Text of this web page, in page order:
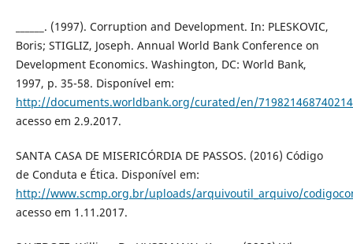
______. (1997). Corruption and Development. In: PLESKOVIC,
Boris; STIGLIZ, Joseph. Annual World Bank Conference on
Development Economics. Washington, DC: World Bank,
1997, p. 35-58. Disponível em:
http://documents.worldbank.org/curated/en/
acesso em 2.9.2017.
SANTA CASA DE MISERICÓRDIA DE PASSOS. (2016) Código
de Conduta e Ética. Disponível em:
http://www.scmp.org.br/uploads/arquivoutil_arquivo/
acesso em 1.11.2017.